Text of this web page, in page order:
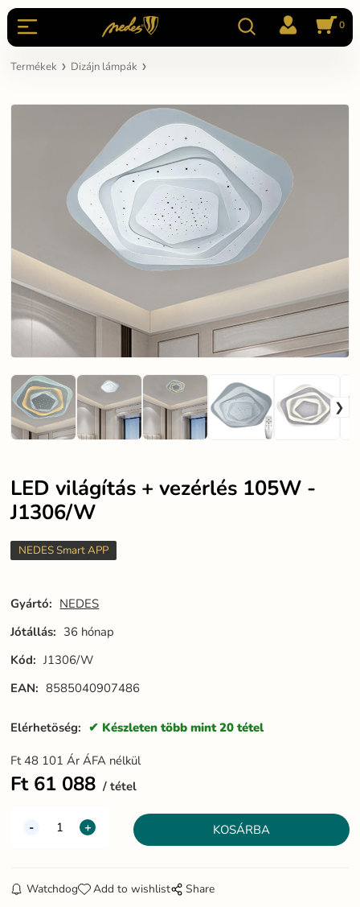
0
Termékek Dizájn lámpák
LED világítás + vezérlés 105W -
J1306/W
NEDES Smart APP
Gyártó: NEDES
Jótállás: 36 hónap
Kód: J1306/W
EAN: 8585040907486
Elérhetöség: Készleten több mint 20 tétel
Ft48 101 Ár ÁFA nélkül
Ft 61 088 tétel
Watchdog Add to wishlist Share